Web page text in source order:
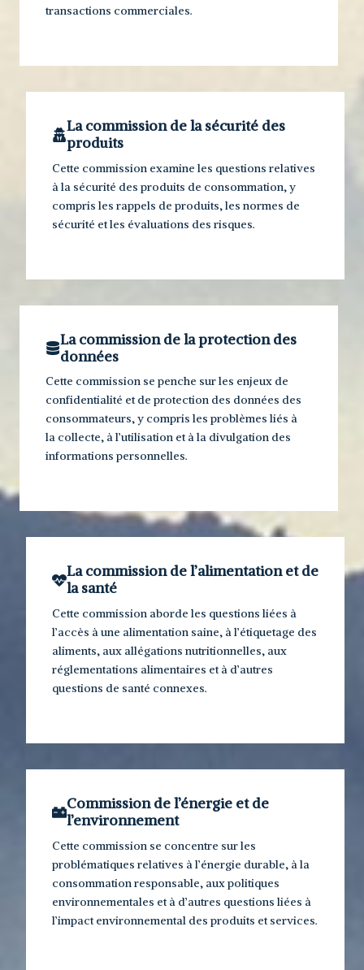
transactions commerciales.
La commission de la sécurité des
produits
Cette commission examine les questions relatives
à la sécurité des produits de consommation, y
compris les rappels de produits, les normes de
sécurité et les évaluations des risques.
La commission de la protection des
données
Cette commission se penche sur les enjeux de
confidentialité et de protection des données des
consommateurs, y compris les problèmes liés à
la collecte, à l’utilisation et à la divulgation des
informations personnelles.
La commission de l’alimentation et de
la santé
Cette commission aborde les questions liées à
l’accès à une alimentation saine, à l’étiquetage des
aliments, aux allégations nutritionnelles, aux
réglementations alimentaires et à d’autres
questions de santé connexes.
Commission de l’énergie et de
l’environnement
Cette commission se concentre sur les
problématiques relatives à l’énergie durable, à la
consommation responsable, aux politiques
environnementales et à d’autres questions liées à
l’impact environnemental des produits et services.